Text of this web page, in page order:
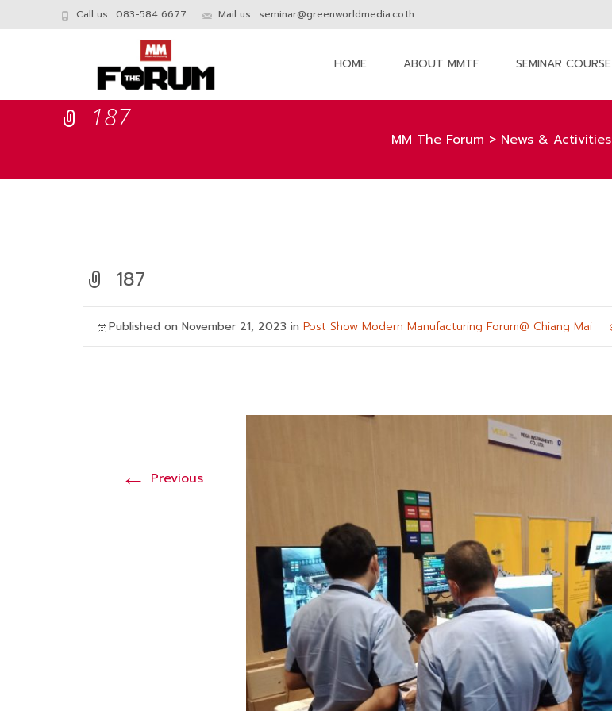
Call us : 083-584 6677 Mail us : seminar@greenworldmedia.co.th
HOME ABOUT MMTF SEMINAR COURSE
187
MM The Forum > News & Activities
187
Published on November 21, 2023 in Post Show Modern Manufacturing Forum@ Chiang Mai
← Previous